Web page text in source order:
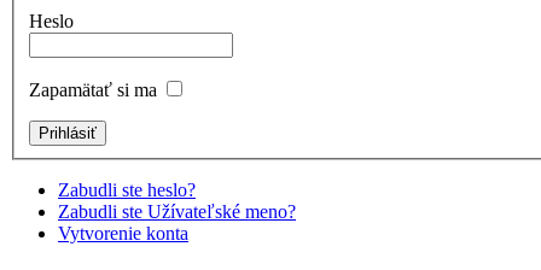
Heslo
Zapamätať si ma
Zabudli ste heslo?
Zabudli ste Užívateľské meno?
Vytvorenie konta